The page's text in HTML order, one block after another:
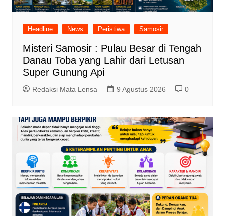
Headline News Peristiwa Samosir
Misteri Samosir : Pulau Besar di Tengah
Danau Toba yang Lahir dari Letusan
Super Gunung Api
Redaksi Mata Lensa 9 Agustus 2026 0